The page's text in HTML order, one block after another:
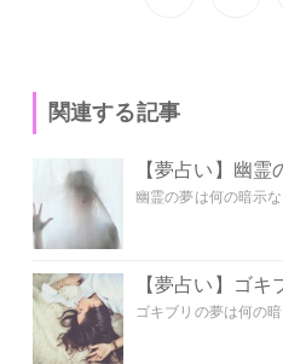
関連する記事
【夢占い】幽
幽霊の夢は何の暗示
【夢占い】ゴ
ゴキブリの夢は何の